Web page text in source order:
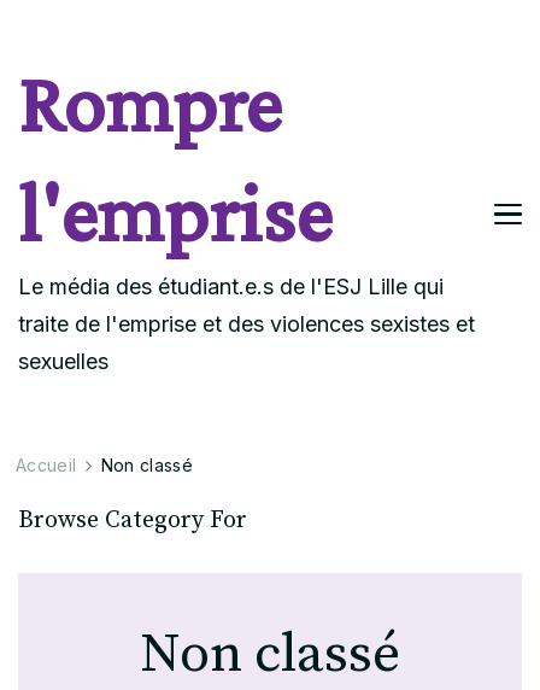
Rompre
l'emprise
Le média des étudiant.e.s de l'ESJ Lille qui
traite de l'emprise et des violences sexistes et
sexuelles
Accueil Non classé
Browse Category For
Non classé